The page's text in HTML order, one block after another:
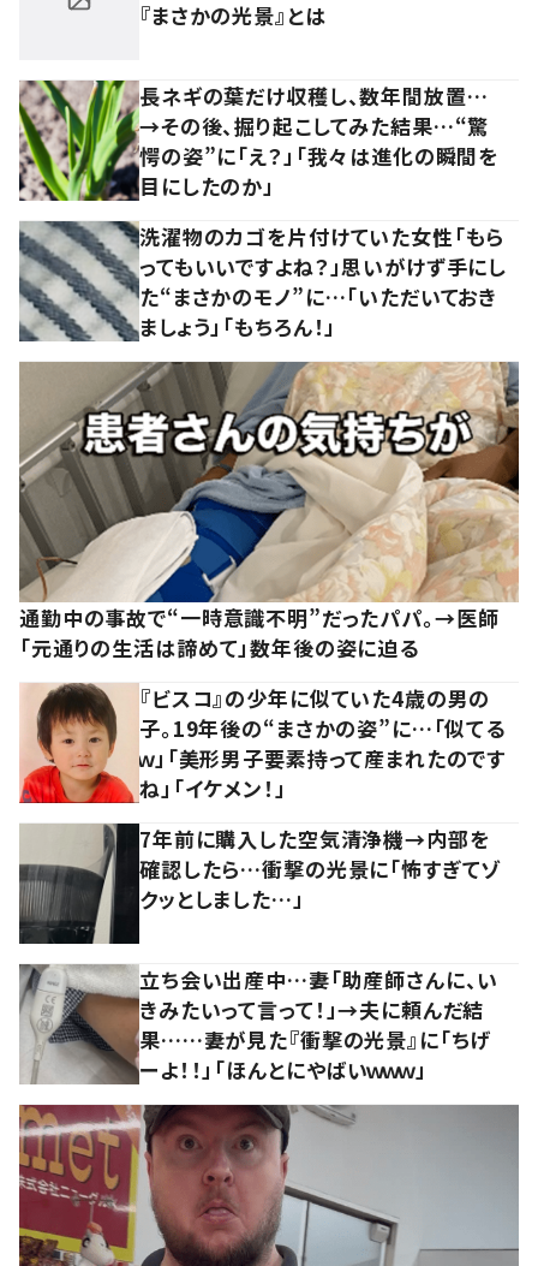
『まさかの光景』とは
長ネギの葉だけ収穫し、数年間放置…
→その後、掘り起こしてみた結果…“驚
愕の姿”に「え？」「我々は進化の瞬間を
目にしたのか」
洗濯物のカゴを片付けていた女性「もら
ってもいいですよね？」思いがけず手にし
た“まさかのモノ”に…「いただいておき
ましょう」「もちろん！」
通勤中の事故で“一時意識不明”だったパパ。→医師
「元通りの生活は諦めて」数年後の姿に迫る
『ビスコ』の少年に似ていた4歳の男の
子。19年後の“まさかの姿”に…「似てる
ｗ」「美形男子要素持って産まれたのです
ね」「イケメン！」
7年前に購入した空気清浄機→内部を
確認したら…衝撃の光景に「怖すぎてゾ
クッとしました…」
立ち会い出産中…妻「助産師さんに、い
きみたいって言って！」→夫に頼んだ結
果……妻が見た『衝撃の光景』に「ちげ
ーよ！！」「ほんとにやばいｗｗｗ」